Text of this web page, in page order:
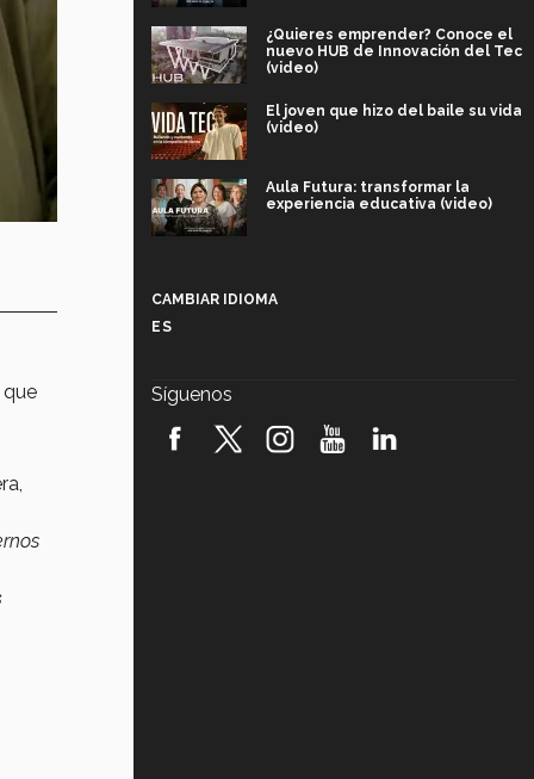
que
¿Quieres emprender? Conoce el
nuevo HUB de Innovación del Tec
(video)
El joven que hizo del baile su vida
(video)
Aula Futura: transformar la
experiencia educativa (video)
robótica FIRST 2026! (video)
CAMBIAR IDIOMA
ES
Síguenos